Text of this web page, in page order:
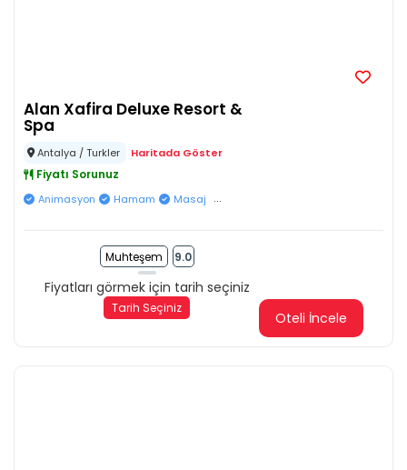
Alan Xafira Deluxe Resort &
Spa
Antalya / Turkler Haritada Göster
Fiyatı Sorunuz
Animasyon Hamam Masaj ...
Muhteşem 9.0
Fiyatları görmek için tarih seçiniz
Tarih Seçiniz
Oteli İncele